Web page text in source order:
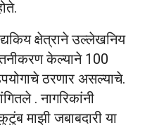
क्षेत्राने उल्लेखनिय
केल्याने 100
ठरणार असल्याचे.
. नागरिकांनी
माझी जबाबदारी या